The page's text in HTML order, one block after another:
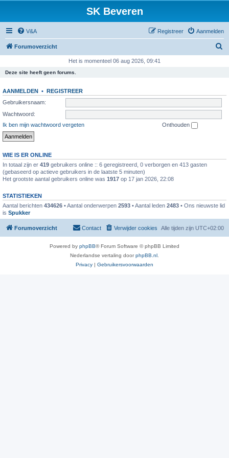
SK Beveren
V&A Aanmelden
Registreer
Forumoverzicht
Het is momenteel 06 aug 2026, 09:41
Deze site heeft geen forums.
AANMELDEN • REGISTREER
Gebruikersnaam:
Wachtwoord:
Ik ben mijn wachtwoord vergeten
Onthouden
WIE IS ER ONLINE
In totaal zijn er 419 gebruikers online :: 6 geregistreerd, 0 verborgen en 413 gasten
(gebaseerd op actieve gebruikers in de laatste 5 minuten)
Het grootste aantal gebruikers online was 1917 op 17 jan 2026, 22:08
STATISTIEKEN
Aantal berichten 434626 • Aantal onderwerpen 2593 • Aantal leden 2483 • Ons nieuwste lid
is Spukker
Forumoverzicht Alle tijden zijn UTC+02:00
Verwijder cookies
Contact
Powered by phpBB® Forum Software © phpBB Limited
Nederlandse vertaling doorphpBB.nl
Privacy | Gebruikersvoorwaarden